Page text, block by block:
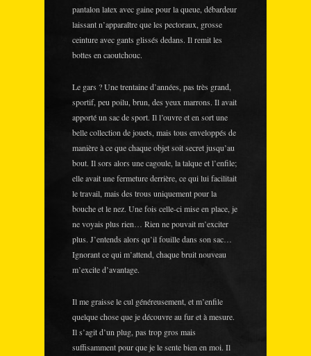
pantalon latex avec gaine pour la queue, débardeur
laissant n’apparaître que les pectoraux, grosse
ceinture avec gants glissés dedans. Il remit les
bottes en caoutchouc.
Le gars ? Une trentaine d’années, pas très grand,
sportif, peu poilu, brun, des yeux marrons. Il avait
apporté un sac de sport. Il l’ouvre et en sort une
belle collection de jouets, mais tous enveloppés de
manière à ce que chaque objet soit secret jusqu’au
bout. Il sors alors une cagoule, la talque et l’enfile;
elle avait une fermeture derrière, ce qui lui facilitait
le travail, mais des trous uniquement pour la
bouche et le nez. Une fois celle-ci mise en place, je
ne voyais plus rien… Rien ne pouvait m’exciter
plus. J’entends alors qu’il fouille dans son sac…
Ignorant ce qui m’attend, chaque bruit nouveau
m’excite d’avantage.
Il me graisse le cul généreusement, et m’enfile
quelque chose que je découvre au fur et à mesure.
Il s’agit d’un plug, pas trop gros mais
suffisamment pour que je le sente bien en moi. Il